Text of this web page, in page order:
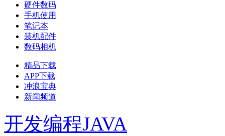
硬件数码
手机使用
笔记本
装机配件
数码相机
精品下载
APP下载
冲浪宝典
新闻频道
开发编程JAVA